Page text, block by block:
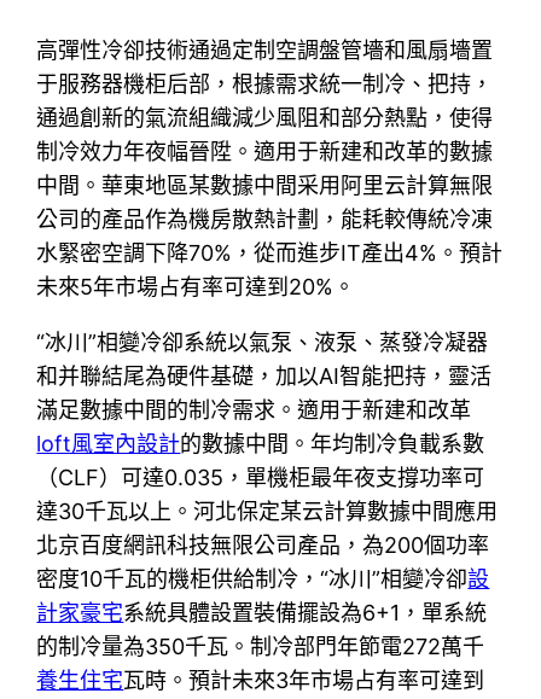
高彈性冷卻技術通過定制空調盤管墻和風扇墻置
于服務器機柜后部，根據需求統一制冷、把持，
通過創新的氣流組織減少風阻和部分熱點，使得
制冷效力年夜幅晉陞。適用于新建和改革的數據
中間。華東地區某數據中間采用阿里云計算無限
公司的產品作為機房散熱計劃，能耗較傳統冷凍
水緊密空調下降70%，從而進步IT產出4%。預計
未來5年市場占有率可達到20%。
“冰川”相變冷卻系統以氣泵、液泵、蒸發冷凝器
和并聯結尾為硬件基礎，加以AI智能把持，靈活
滿足數據中間的制冷需求。適用于新建和改革
loft風室內設計的數據中間。年均制冷負載系數
（CLF）可達0.035，單機柜最年夜支撐功率可
達30千瓦以上。河北保定某云計算數據中間應用
北京百度網訊科技無限公司產品，為200個功率
密度10千瓦的機柜供給制冷，“冰川”相變冷卻設
計家豪宅系統具體設置裝備擺設為6+1，單系統
的制冷量為350千瓦。制冷部門年節電272萬千
養生住宅瓦時。預計未來3年市場占有率可達到